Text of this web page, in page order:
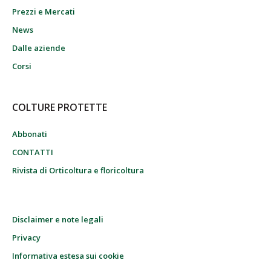
Prezzi e Mercati
News
Dalle aziende
Corsi
COLTURE PROTETTE
Abbonati
CONTATTI
Rivista di Orticoltura e floricoltura
Disclaimer e note legali
Privacy
Informativa estesa sui cookie